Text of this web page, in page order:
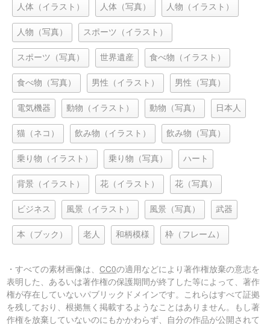
人体（イラスト） 人体（写真） 人物（イラスト）
人物（写真） スポーツ（イラスト）
スポーツ（写真） 世界遺産 食べ物（イラスト）
食べ物（写真） 男性（イラスト） 男性（写真）
電気機器 動物（イラスト） 動物（写真） 日本人
猫（ネコ） 飲み物（イラスト） 飲み物（写真）
乗り物（イラスト） 乗り物（写真） ハート
背景（イラスト） 花（イラスト） 花（写真）
ビジネス 風景（イラスト） 風景（写真） 武器
本（ブック） 老人 和柄模様 枠（フレーム）
・すべての素材画像は、CC0の適用などにより著作権放棄の意志を
表明した、あるいは著作権の保護期間が終了した等によって、著作
権が存在していないパブリックドメインです。これらはすべて証拠
を残しており、根拠無く掲載するようなことはありません。もし著
作権を放棄していないのにもかかわらず、自分の作品が公開されて